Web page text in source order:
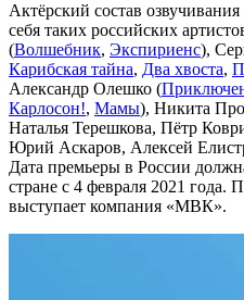
Актёрский состав
себя таких российских
(Волшебник, Экспириенс),
Карибская тайна, Два хвоста,
Александр Олешко (
Карлосон!, Мамы), Никита
Наталья Терешкова, Пётр
Юрий Аскаров, Алексей
Дата премьеры в России
стране с 4 февраля 2021 года.
выступает компания «МВК».